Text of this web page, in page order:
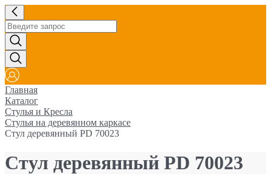
Главная
Каталог
Стулья и Кресла
Стулья на деревянном каркасе
Стул деревянный PD 70023
Стул деревянный PD 70023